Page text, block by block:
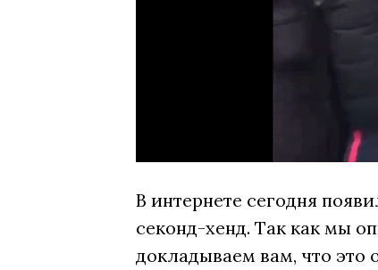
В интернете сегодня
секонд-хенд. Так как мы
докладываем вам, что это